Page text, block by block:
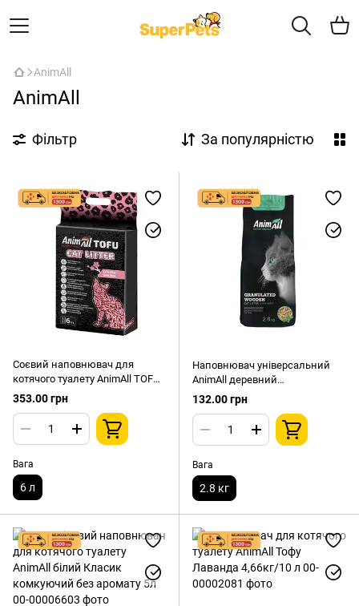
AnimAll
AnimAll
Фільтр За популярністю
Соєвий наповнювач для
котячого туалету AnimAll TOFU
Сакура комкующийся, 2,6 кг 6л
353.00 грн
Вага
6 л
Наповнювач універсальний
AnimAll деревний
поглинаючий з ароматом
м'яти 2,8 кг
132.00 грн
Вага
2.8 кг